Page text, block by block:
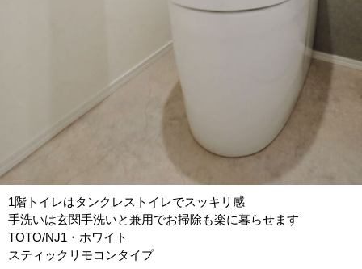
1階トイレはタンクレストイレでスッキリ感
手洗いは玄関手洗いと兼用でお掃除も楽に暮らせます
TOTO/NJ1・ホワイト
スティックリモコンタイプ